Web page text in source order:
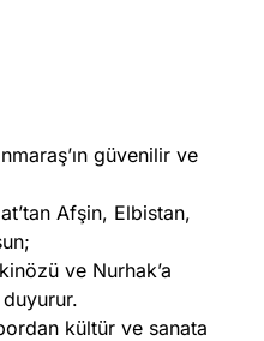
güvenilir ve
Afşin, Elbistan,
ve Nurhak’a
kültür ve sanata